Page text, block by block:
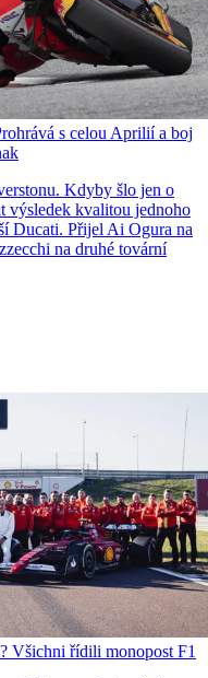
s celou Aprilií a boj
Kdyby šlo jen o
výsledek kvalitou jednoho
Ducati. Přijel Ai Ogura na
na druhé tovární
Všichni řídili monopost F1